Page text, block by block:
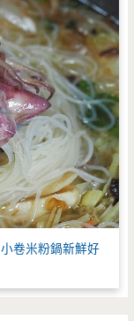
卷米粉鍋新鮮好